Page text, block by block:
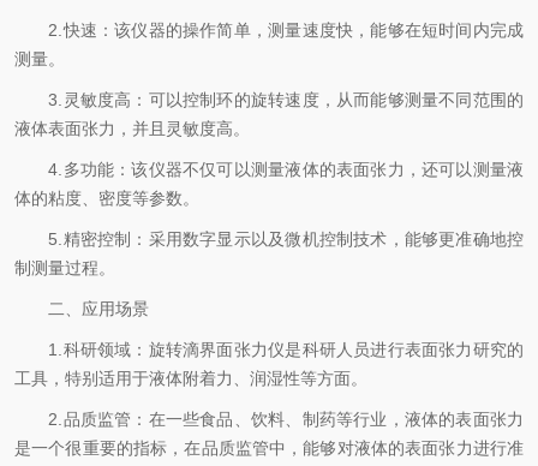
2.快速：该仪器的操作简单，测量速度快，能够在短时间内完成
测量。
3.灵敏度高：可以控制环的旋转速度，从而能够测量不同范围的
液体表面张力，并且灵敏度高。
4.多功能：该仪器不仅可以测量液体的表面张力，还可以测量液
体的粘度、密度等参数。
5.精密控制：采用数字显示以及微机控制技术，能够更准确地控
制测量过程。
二、应用场景
1.科研领域：旋转滴界面张力仪是科研人员进行表面张力研究的
工具，特别适用于液体附着力、润湿性等方面。
2.品质监管：在一些食品、饮料、制药等行业，液体的表面张力
是一个很重要的指标，在品质监管中，能够对液体的表面张力进行准